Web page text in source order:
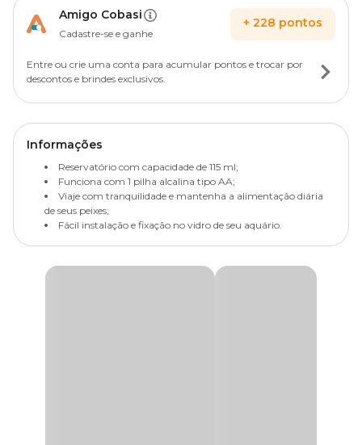
Amigo Cobasi
Cadastre-se e ganhe
+ 228 pontos
Entre ou crie uma conta para acumular pontos e trocar por
descontos e brindes exclusivos.
Informações
Reservatório com capacidade de 115 ml;
Funciona com 1 pilha alcalina tipo AA;
Viaje com tranquilidade e mantenha a alimentação diária
de seus peixes;
Fácil instalação e fixação no vidro de seu aquário.